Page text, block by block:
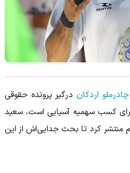
چادرملو اردکان درگیر پرونده حقوقی
کسب سهمیه آسیایی است، سعید
منتشر کرد تا بحث جدایی‌اش از این